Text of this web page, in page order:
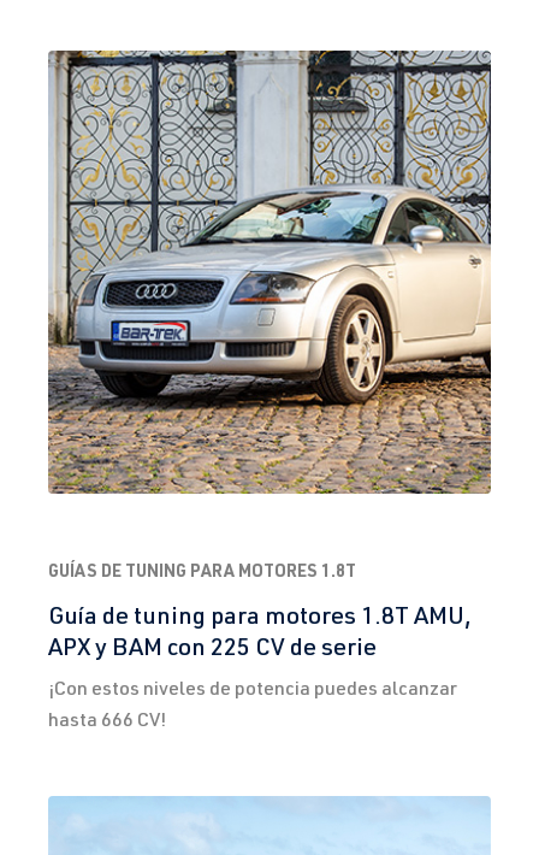
GUÍAS DE TUNING PARA MOTORES 1.8T
Guía de tuning para motores 1.8T AMU,
APX y BAM con 225 CV de serie
¡Con estos niveles de potencia puedes alcanzar
hasta 666 CV!